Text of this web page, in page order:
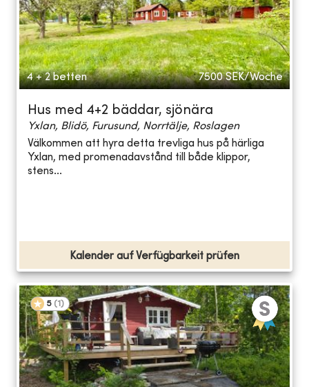
4 + 2 betten 7500 SEK/Woche
Hus med 4+2 bäddar, sjönära
Yxlan, Blidö, Furusund, Norrtälje, Roslagen
Välkommen att hyra detta trevliga hus på härliga
Yxlan, med promenadavstånd till både klippor,
stens...
Kalender auf Verfügbarkeit prüfen
5 (1 )